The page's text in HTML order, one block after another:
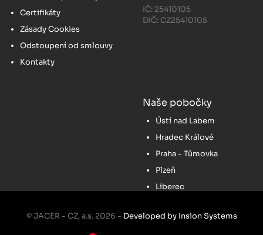
Certifikáty
Zásady Cookies
Odstoupení od smlouvy
Kontakty
IČ: 25410105
DIČ: CZ25410105
Naše pobočky
Ústí nad Labem
Hradec Králové
Praha - Tůmovka
Plzeň
Liberec
© JACER - CZ, a.s. 2026 - Developed by Insion Systems